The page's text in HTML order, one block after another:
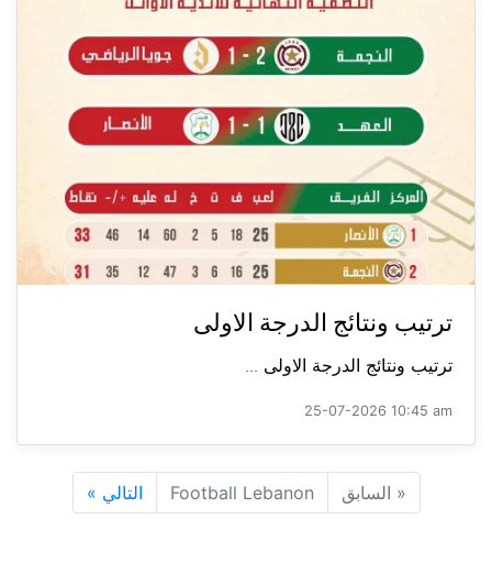
ترتيب ونتائج الدرجة الاولى
ترتيب ونتائج الدرجة الاولى ...
25-07-2026 10:45 am
« السابق Football Lebanon التالي »